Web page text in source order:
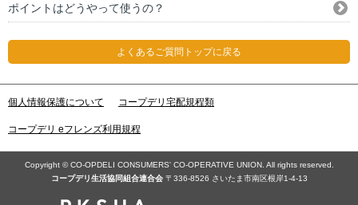
ポイントはどうやって使うの？
よくあるご質問トップに戻る
個人情報保護について コープデリ宅配規程類
コープデリ eフレンズ利用規程
Copyright © CO-OPDELI CONSUMERS' CO-OPERATIVE UNION. All rights reserved.
コープデリ⽣活協同組合連合会〒336-8526 さいたま市南区根岸1-4-13